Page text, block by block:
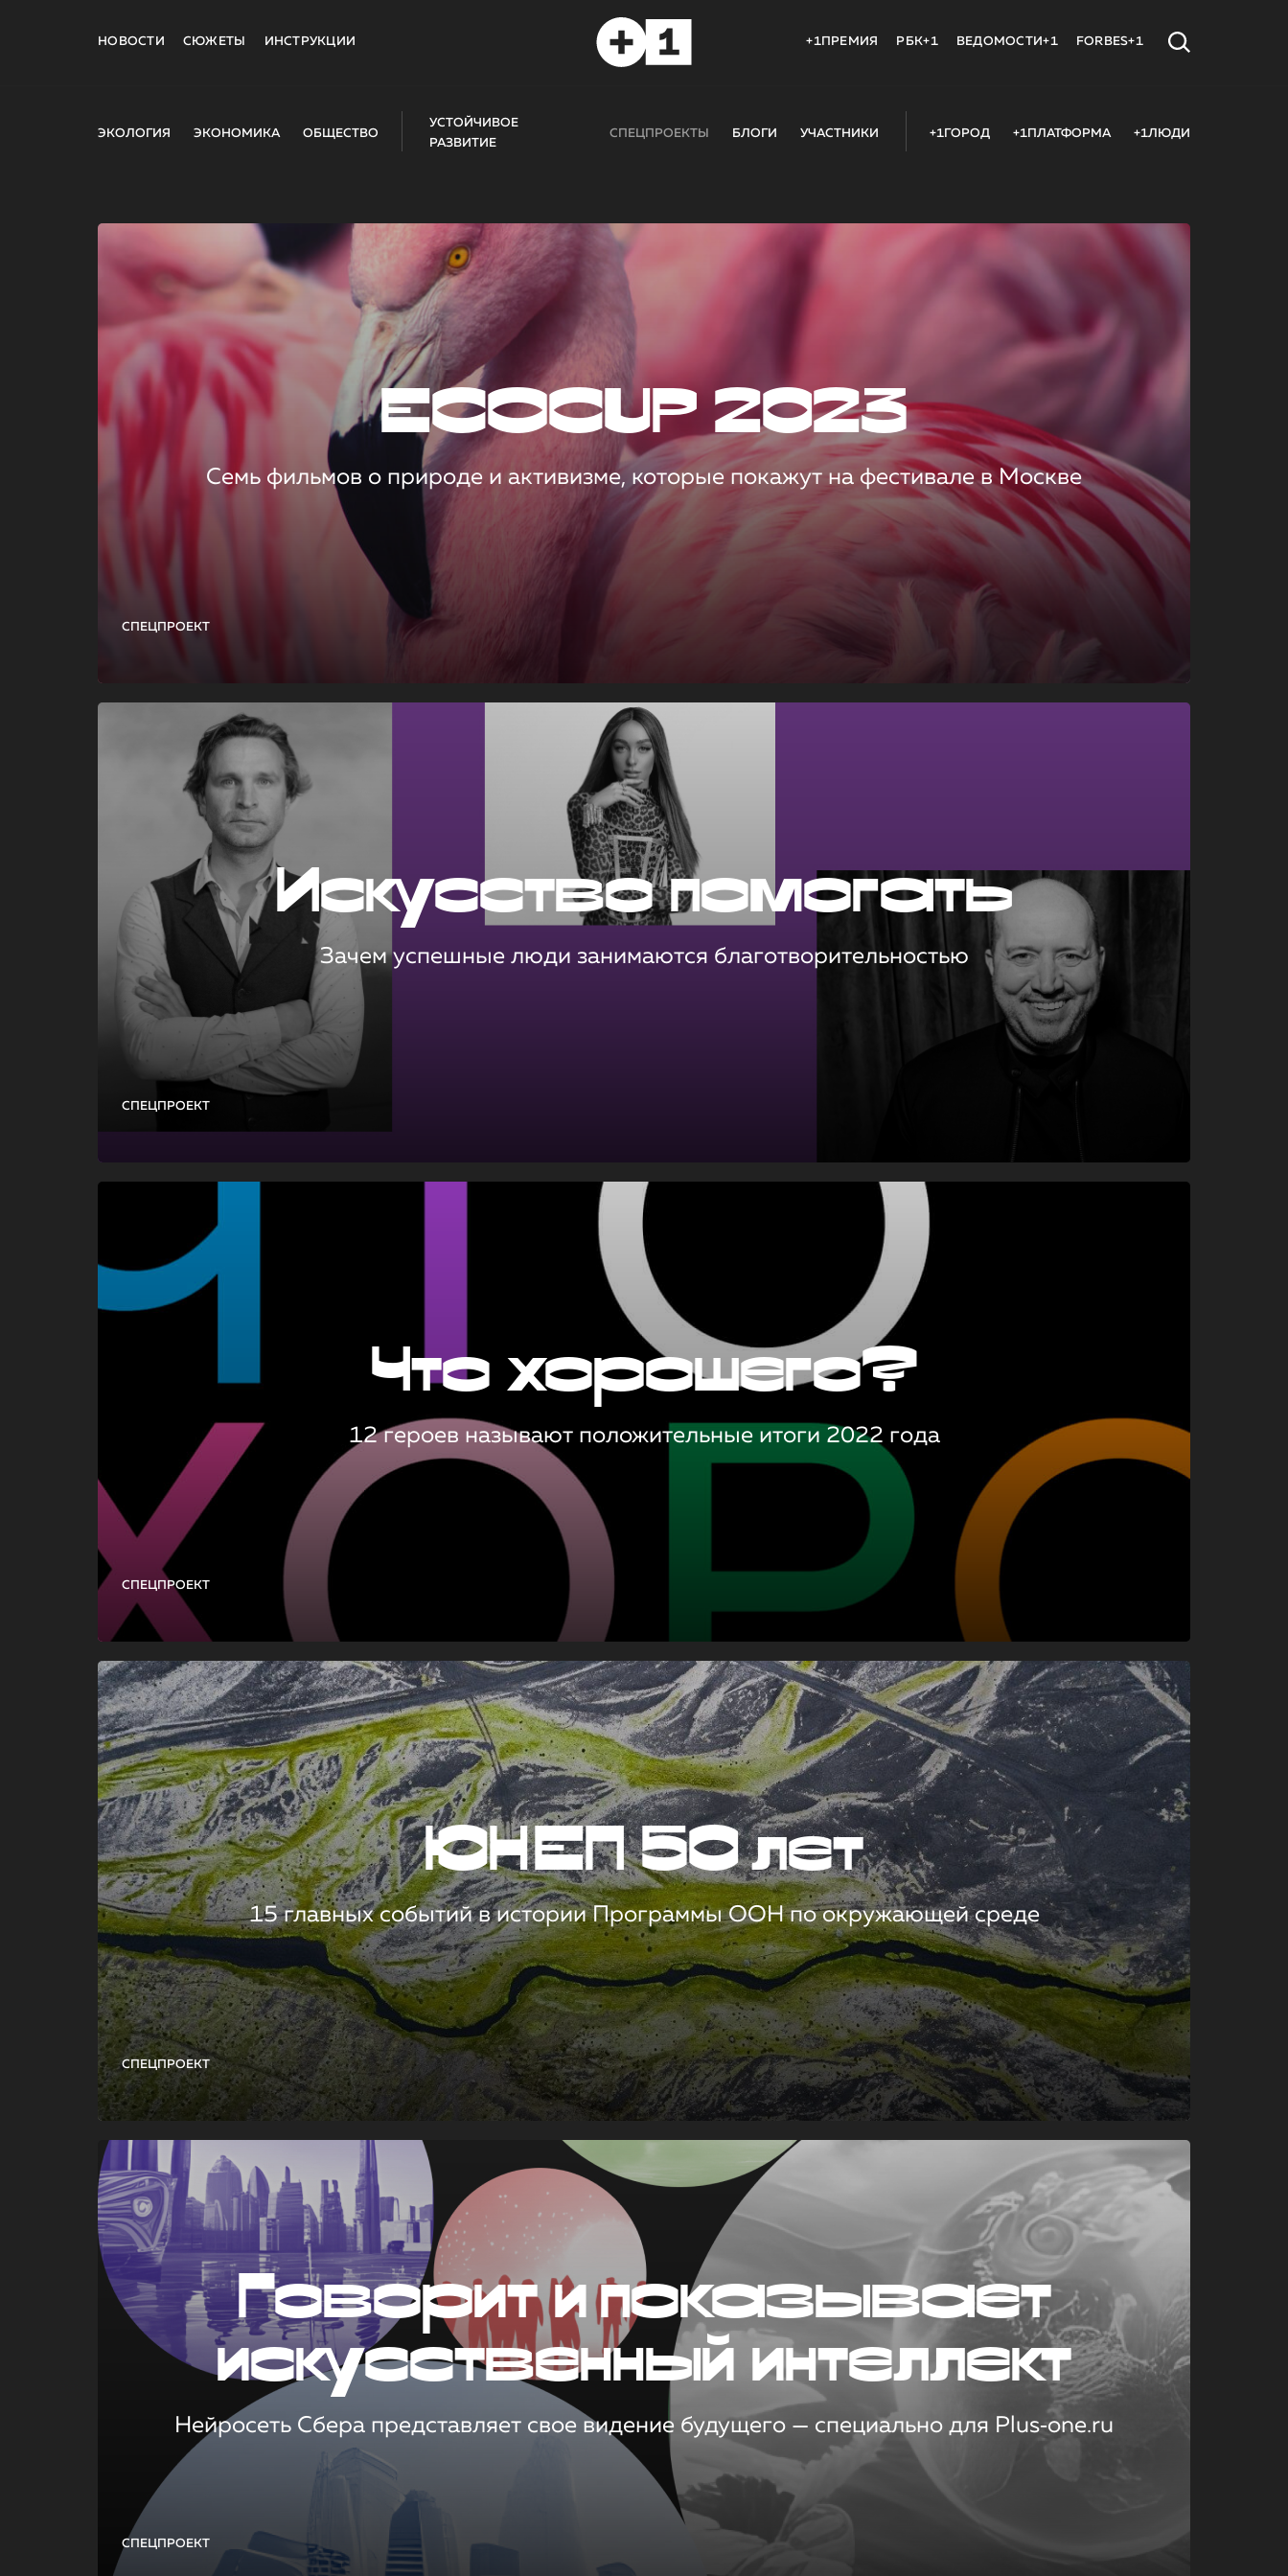
НОВОСТИ СЮЖЕТЫ ИНСТРУКЦИИ +1ПРЕМИЯ РБК+1 ВЕДОМОСТИ+1 FORBES+1
ЭКОЛОГИЯ ЭКОНОМИКА ОБЩЕСТВО
УСТОЙЧИВОЕ
РАЗВИТИЕ
СПЕЦПРОЕКТЫ БЛОГИ УЧАСТНИКИ +1ГОРОД +1ПЛАТФОРМА +1ЛЮДИ
СПЕЦПРОЕКТ
ECOCUP 2023
Семь фильмов о природе и активизме, которые покажут на фестивале в Москве
СПЕЦПРОЕКТ
Искусство помогать
Зачем успешные люди занимаются благотворительностью
СПЕЦПРОЕКТ
Что хорошего?
12 героев называют положительные итоги 2022 года
СПЕЦПРОЕКТ
ЮНЕП 50 лет
15 главных событий в истории Программы ООН по окружающей среде
СПЕЦПРОЕКТ
Говорит и показывает
искусственный интеллект
Нейросеть Сбера представляет свое видение будущего — специально для Plus‑one.ru